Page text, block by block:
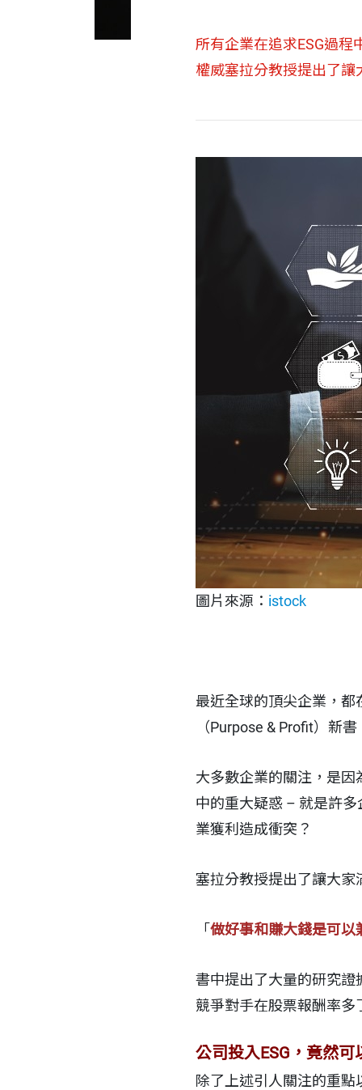
所有企業在追求ESG過
權威塞拉分教授提出了
圖片來源： istock
最近全球的頂尖企業，
（Purpose & Profit）新書
大多數企業的關注，是因
中的重大疑惑 – 就是許
業獲利造成衝突？
塞拉分教授提出了讓大家
「做好事和賺大錢是可以
書中提出了大量的研究證
競爭對手在股票報酬率多
公司投入ESG，竟然
除了上述引人關注的重